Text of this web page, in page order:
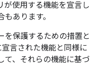
が使用する機能を宣言し
あります。
を保護するための措置と
言された機能と同様に
て、それらの機能に基づ